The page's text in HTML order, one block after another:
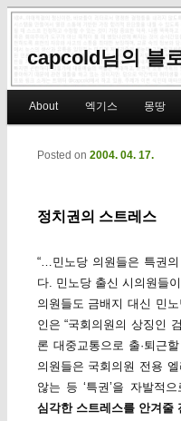
capcold님의 블
Skip to primary content
Skip to secondary content
About 엑기스 몽땅
정치권의 스트레스
Posted on 2004. 04. 17.
“…민노당 의원들은 특권의
다. 민노당 출신 시의원들
의원들도 금배지 대신 민
인은 “국회의원의 상징인
론 대중교통으로 출·퇴근
의원들은 국회의원 전용
않는 등 ‘특권’을 자발적
심각한 스트레스를 안겨줄